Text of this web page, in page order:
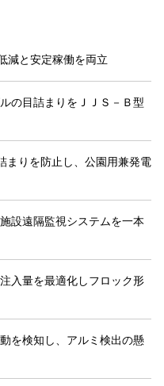
減と安定稼働を両立
の目詰まりをＪＪＳ－Ｂ型
まりを防止し、公園用兼発電
設遠隔監視システムを一本
入量を最適化しフロック形
を検知し、アルミ検出の懸